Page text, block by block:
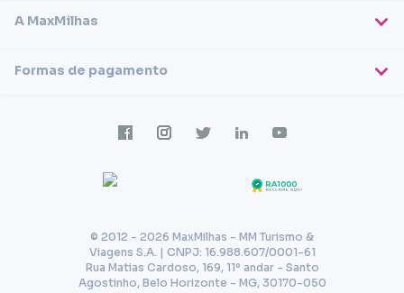
A MaxMilhas
Termos e condições
Formas de pagamento
© 2012 - 2026 MaxMilhas - MM Turismo &
Viagens S.A. | CNPJ: 16.988.607/0001-61
Rua Matias Cardoso, 169, 11º andar - Santo
Agostinho, Belo Horizonte - MG, 30170-050